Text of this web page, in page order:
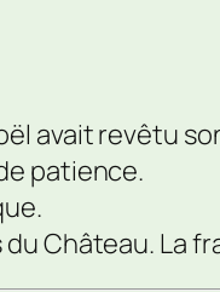
avait revêtu
patience.
Château. La